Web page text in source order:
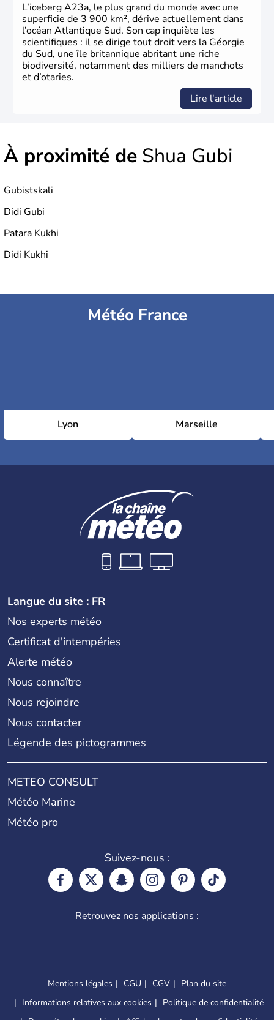
L’iceberg A23a, le plus grand du monde avec une
superficie de 3 900 km², dérive actuellement dans
l’océan Atlantique Sud. Son cap inquiète les
scientifiques : il se dirige tout droit vers la Géorgie
du Sud, une île britannique abritant une riche
biodiversité, notamment des milliers de manchots
et d’otaries.
Lire l'article
À proximité de Shua Gubi
Gubistskali
Didi Gubi
Patara Kukhi
Didi Kukhi
Météo France
Lyon Marseille
Langue du site : FR
Nos experts météo
Certificat d'intempéries
Alerte météo
Nous connaître
Nous rejoindre
Nous contacter
Légende des pictogrammes
METEO CONSULT
Météo Marine
Météo pro
Suivez-nous :
Retrouvez nos applications :
Mentions légales CGU CGV
Plan du site
Informations relatives aux cookies
Politique de confidentialité